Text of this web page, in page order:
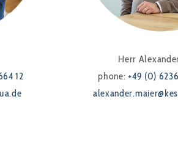
12
Herr
phone:+49 (0)